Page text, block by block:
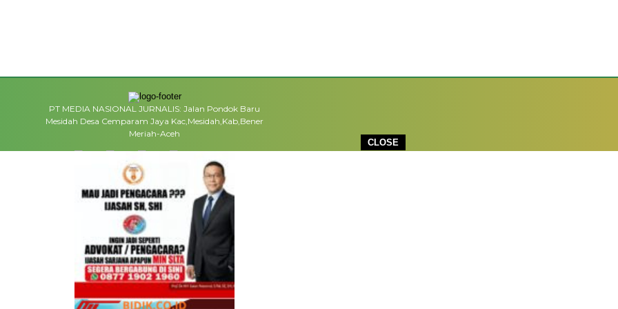
CLOSE
PT MEDIA NASIONAL JURNALIS: Jalan Pondok Baru
Mesidah Desa Cemparam Jaya Kac,Mesidah,Kab,Bener
Meriah-Aceh
MEDIA NETWORK
google.co.id instagram.com web.whatsapp.com
INFO IKLAN DISCLAIMER
HAKCIPTA: BIDIK.CO.ID 2023